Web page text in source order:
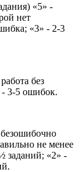
«5» -
нет
«3» - 2-3
без
3-5 ошибок.
не менее
заданий; «2» -